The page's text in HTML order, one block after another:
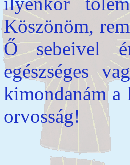
Köszönöm,
Ő sebeivel
egészséges
kimondanám
orvosság!